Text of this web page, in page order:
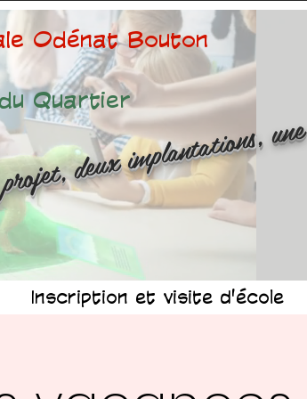
Odénat Bouton
Quartier
Inscription et visite d'école